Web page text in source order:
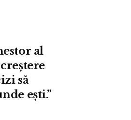
al
să
ești.”